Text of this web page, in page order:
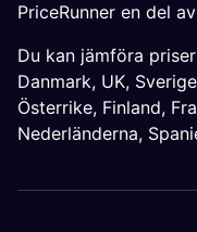
PriceRunner en del
Du kan jämföra
Danmark, UK, Sverige
Österrike, Finland,
Nederländerna,